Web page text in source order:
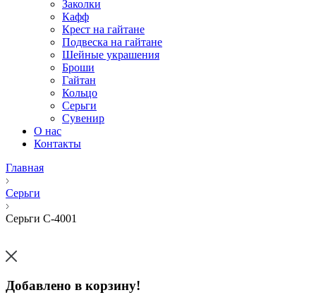
Заколки
Кафф
Крест на гайтане
Подвеска на гайтане
Шейные украшения
Броши
Гайтан
Кольцо
Серьги
Сувенир
О нас
Контакты
Главная
Серьги
Серьги С-4001
Добавлено в корзину!